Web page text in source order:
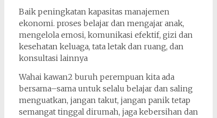
Baik peningkatan kapasitas manajemen
ekonomi. proses belajar dan mengajar anak,
mengelola emosi, komunikasi efektif, gizi dan
kesehatan keluaga, tata letak dan ruang, dan
konsultasi lainnya
Wahai kawan2 buruh perempuan kita ada
bersama–sama untuk selalu belajar dan saling
menguatkan, jangan takut, jangan panik tetap
semangat tinggal dirumah, jaga kebersihan dan